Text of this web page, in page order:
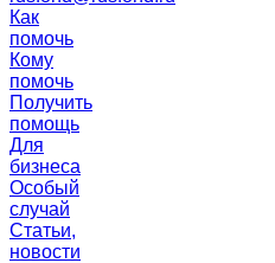
Как
помочь
Кому
помочь
Получить
помощь
Для
бизнеса
Особый
случай
Статьи,
новости